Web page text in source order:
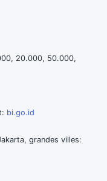
20.000, 50.000,
bi.go.id
grandes villes: